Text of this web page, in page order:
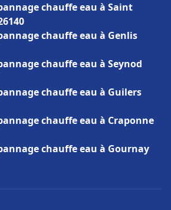
chauffe eau à Saint
chauffe eau à Genlis
chauffe eau à Seynod
chauffe eau à Guilers
chauffe eau à Craponne
chauffe eau à Gournay